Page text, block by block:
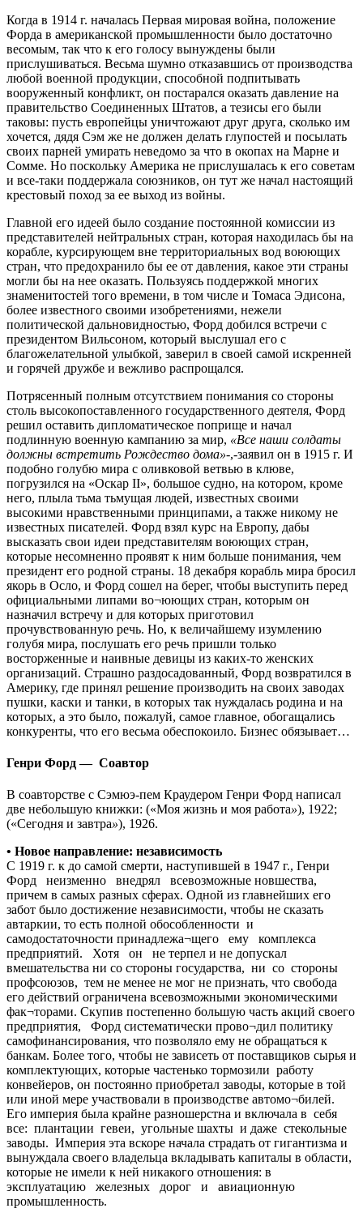
Когда в 1914 г. началась Первая мировая война, положение
Форда в американской промышленности было достаточно
весомым, так что к его голосу вынуждены были
прислушиваться. Весьма шумно отказавшись от производства
любой военной продукции, способной подпитывать
вооруженный конфликт, он постарался оказать давление на
правительство Соединенных Штатов, а тезисы его были
таковы: пусть европейцы уничтожают друг друга, сколько им
хочется, дядя Сэм же не должен делать глупостей и посылать
своих парней умирать неведомо за что в окопах на Марне и
Сомме. Но поскольку Америка не прислушалась к его советам
и все-таки поддержала союзников, он тут же начал настоящий
крестовый поход за ее выход из войны.
Главной его идеей было создание постоянной комиссии из
представителей нейтральных стран, которая находилась бы на
корабле, курсирующем вне территориальных вод воюющих
стран, что предохранило бы ее от давления, какое эти страны
могли бы на нее оказать. Пользуясь поддержкой многих
знаменитостей того времени, в том числе и Томаса Эдисона,
более известного своими изобретениями, нежели
политической дальновидностью, Форд добился встречи с
президентом Вильсоном, который выслушал его с
благожелательной улыбкой, заверил в своей самой искренней
и горячей дружбе и вежливо распрощался.
Потрясенный полным отсутствием понимания со стороны
столь высокопоставленного государственного деятеля, Форд
решил оставить дипломатическое поприще и начал
подлинную военную кампанию за мир, «Все наши солдаты
должны встретить Рождество дома»-,-заявил он в 1915 г. И
подобно голубю мира с оливковой ветвью в клюве,
погрузился на «Оскар II», большое судно, на котором, кроме
него, плыла тьма тьмущая людей, известных своими
высокими нравственными принципами, а также никому не
известных писателей. Форд взял курс на Европу, дабы
высказать свои идеи представителям воюющих стран,
которые несомненно проявят к ним больше понимания, чем
президент его родной страны. 18 декабря корабль мира бросил
якорь в Осло, и Форд сошел на берег, чтобы выступить перед
официальными липами во¬юющих стран, которым он
назначил встречу и для которых приготовил
прочувствованную речь. Но, к величайшему изумлению
голубя мира, послушать его речь пришли только
восторженные и наивные девицы из каких-то женских
организаций. Страшно раздосадованный, Форд возвратился в
Америку, где принял решение производить на своих заводах
пушки, каски и танки, в которых так нуждалась родина и на
которых, а это было, пожалуй, самое главное, обогащались
конкуренты, что его весьма обеспокоило. Бизнес обязывает…
Генри Форд — Соавтор
В соавторстве с Сэмюэ-пем Краудером Генри Форд написал
две небольшую книжки: («Моя жизнь и моя работа»), 1922;
(«Сегодня и завтра»), 1926.
• Новое направление: независимость
С 1919 г. к до самой смерти, наступившей в 1947 г., Генри
Форд неизменно внедрял всевозможные новшества,
причем в самых разных сферах. Одной из главнейших его
забот было достижение независимости, чтобы не сказать
автаркии, то есть полной обособленности и
самодостаточности принадлежа¬щего ему комплекса
предприятий. Хотя он не терпел и не допускал
вмешательства ни со стороны государства, ни со стороны
профсоюзов, тем не менее не мог не признать, что свобода
его действий ограничена всевозможными экономическими
фак¬торами. Скупив постепенно большую часть акций своего
предприятия, Форд систематически прово¬дил политику
самофинансирования, что позволяло ему не обращаться к
банкам. Более того, чтобы не зависеть от поставщиков сырья и
комплектующих, которые частенько тормозили работу
конвейеров, он постоянно приобретал заводы, которые в той
или иной мере участвовали в производстве автомо¬билей.
Его империя была крайне разношерстна и включала в себя
все: плантации гевеи, угольные шахты и даже стекольные
заводы. Империя эта вскоре начала страдать от гигантизма и
вынуждала своего владельца вкладывать капиталы в области,
которые не имели к ней никакого отношения: в
эксплуатацию железных дорог и авиационную
промышленность.